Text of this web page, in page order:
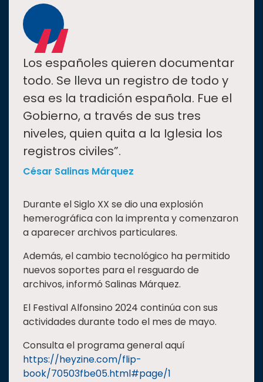
“
Los españoles quieren documentar
todo. Se lleva un registro de todo y
esa es la tradición española. Fue el
Gobierno, a través de sus tres
niveles, quien quita a la Iglesia los
registros civiles”.
César Salinas Márquez
Durante el Siglo XX se dio una explosión
hemerográfica con la imprenta y comenzaron
a aparecer archivos particulares.
Además, el cambio tecnológico ha permitido
nuevos soportes para el resguardo de
archivos, informó Salinas Márquez.
El Festival Alfonsino 2024 continúa con sus
actividades durante todo el mes de mayo.
Consulta el programa general aquí
https://heyzine.com/flip-
book/70503fbe05.html#page/1